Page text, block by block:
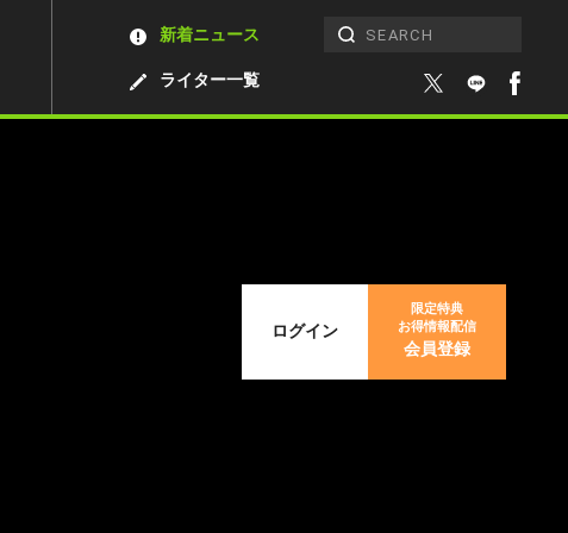
ライター一覧
新着ニュース
ログイン
限定特典
お得情報配信
会員登録